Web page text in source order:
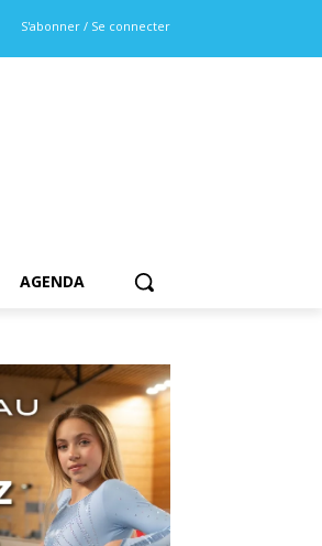
S'abonner / Se connecter
AGENDA